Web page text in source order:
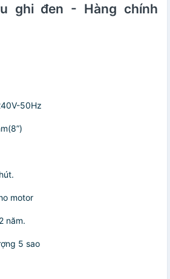
ghi đen - Hàng chính
50Hz
motor
năm.
5 sao